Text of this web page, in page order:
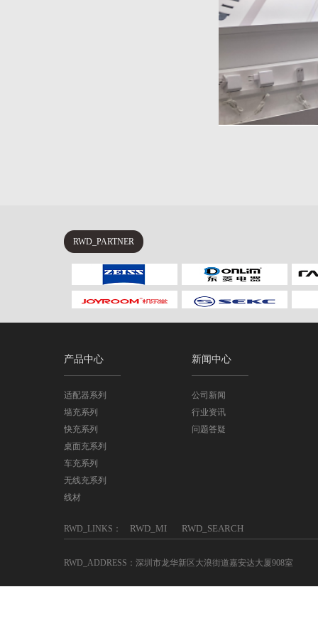
RWD_PARTNER
产品中心
适配器系列
墙充系列
快充系列
桌面充系列
车充系列
无线充系列
线材
新闻中心
公司新闻
行业资讯
问题答疑
RWD_LINKS： RWD_MI RWD_SEARCH
RWD_ADDRESS：深圳市龙华新区大浪街道嘉安达大厦908室